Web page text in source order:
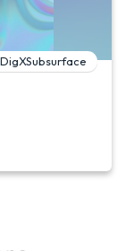
DigXSubsurface